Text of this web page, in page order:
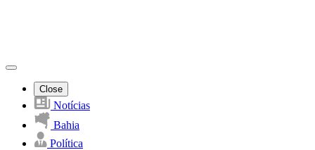
Close
Notícias
Bahia
Política